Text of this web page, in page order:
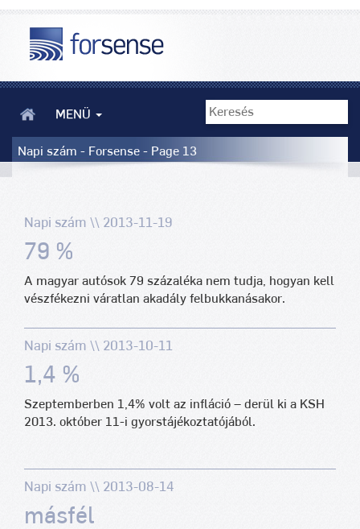
MENÜ
Napi szám - Forsense - Page 13
Napi szám \\ 2013-11-19
79 %
A magyar autósok 79 százaléka nem tudja, hogyan kell
vészfékezni váratlan akadály felbukkanásakor.
Napi szám \\ 2013-10-11
1,4 %
Szeptemberben 1,4% volt az infláció – derül ki a KSH
2013. október 11-i gyorstájékoztatójából.
Napi szám \\ 2013-08-14
másfél